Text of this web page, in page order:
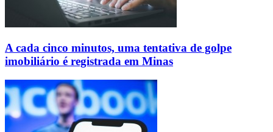
A cada cinco minutos, uma tentativa de golpe
imobiliário é registrada em Minas